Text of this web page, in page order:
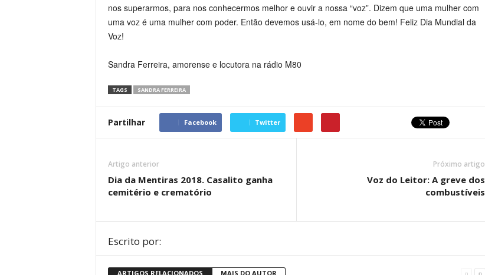
nos superarmos, para nos conhecermos melhor e ouvir a nossa “voz”. Dizem que uma mulher com
uma voz é uma mulher com poder. Então devemos usá-lo, em nome do bem! Feliz Dia Mundial da
Voz!
Sandra Ferreira, amorense e locutora na rádio M80
TAGS SANDRA FERREIRA
Partilhar Facebook Twitter
Artigo anterior
Dia da Mentiras 2018. Casalito ganha
cemitério e crematório
Próximo artigo
Voz do Leitor: A greve dos
combustíveis
Escrito por:
ARTIGOS RELACIONADOS MAIS DO AUTOR